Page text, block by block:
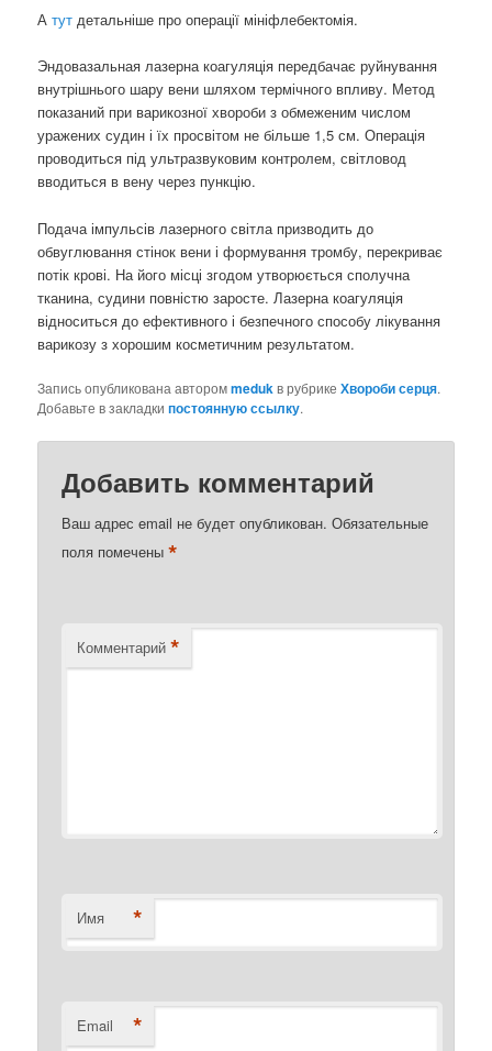
Атут детальніше про операції мініфлебектомія.
Эндовазальная лазерна коагуляція передбачає руйнування
внутрішнього шару вени шляхом термічного впливу. Метод
показаний при варикозної хвороби з обмеженим числом
уражених судин і їх просвітом не більше 1,5 см. Операція
проводиться під ультразвуковим контролем, світловод
вводиться в вену через пункцію.
Подача імпульсів лазерного світла призводить до
обвуглювання стінок вени і формування тромбу, перекриває
потік крові. На його місці згодом утворюється сполучна
тканина, судини повністю заросте. Лазерна коагуляція
відноситься до ефективного і безпечного способу лікування
варикозу з хорошим косметичним результатом.
Запись опубликована авторомmedukв рубрикеХвороби серця.
Добавьте в закладкипостоянную ссылку.
Добавить комментарий
Ваш адрес email не будет опубликован. Обязательные
поля помечены*
Комментарий *
Имя *
Email *